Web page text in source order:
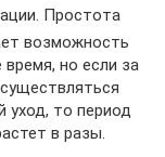
Простота
возможность
время, но если за
уход, то период
в разы.